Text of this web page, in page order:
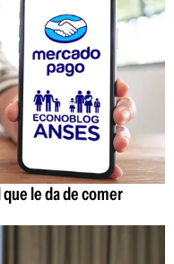
le da de comer